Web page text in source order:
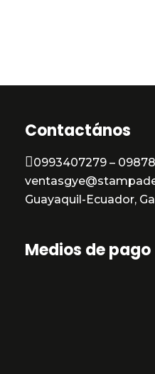
Contactános
0993407279 –
Guayaquil-Ecuador,
Medios de pago